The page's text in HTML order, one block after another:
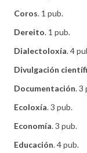
Coros. 1 pub.
Dereito. 1 pub.
Dialectoloxía. 4
Divulgación
Documentación. 3
Ecoloxía. 3 pub.
Economía. 3 pub.
Educación. 4 pub.